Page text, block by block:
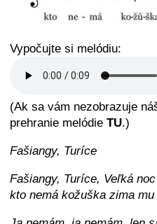
Vypočujte si melódiu:
(Ak sa vám nezobrazuje
prehranie melódie TU.)
Fašiangy, Turíce
Fašiangy, Turíce, Veľká noc
kto nemá kožuška zima mu